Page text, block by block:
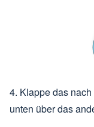
4. Klappe das
unten über das